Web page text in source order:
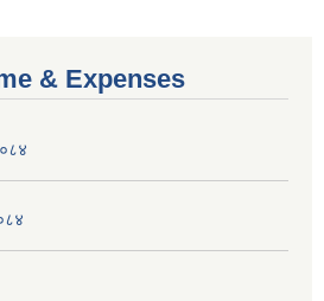
& Expenses